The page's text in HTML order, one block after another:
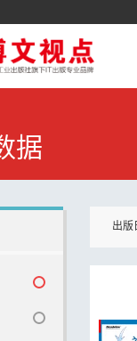
据
出版